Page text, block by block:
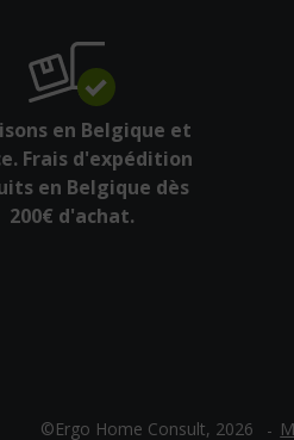
en Belgique et
Frais d'expédition
en Belgique dès
200€ d'achat.
©Ergo Home Consult, 2026